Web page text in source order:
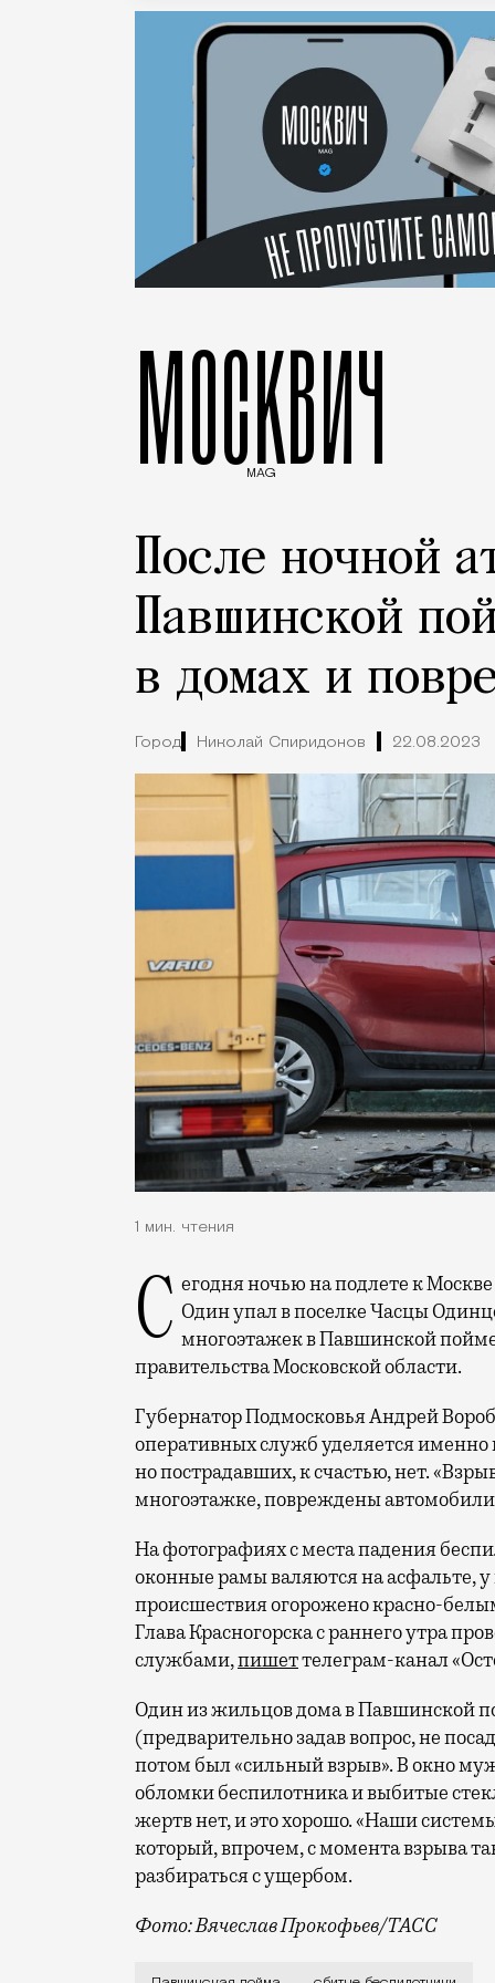
МОСКВИЧ
MAG
После ночной
Павшинской
в домах и
Город Николай Спиридонов 22.08.2023
1 мин. чтения
Сегодня ночью на подлете к Москве сбили очередную порцию беспилотников. Один упал в поселке Часцы
многоэтажек в Павшинской
правительства Московской области.
Губернатор Подмосковья Андрей
оперативных служб уделяется
но пострадавших, к счастью, нет.
многоэтажке, повреждены
На фотографиях с места падения
оконные рамы валяются на асфальте,
происшествия огорожено красно-
Глава Красногорска с раннего утра
службами,пишеттелеграм-канал
Один из жильцов дома в Павшинской
(предварительно задав вопрос, не
потом был «сильный взрыв». В окно
обломки беспилотника и выбитые
жертв нет, и это хорошо. «Наши
который, впрочем, с момента взрыва
разбираться с ущербом.
Фото: Вячеслав Прокофьев/ТАСС
Сегодня ночью на подлете к Москве